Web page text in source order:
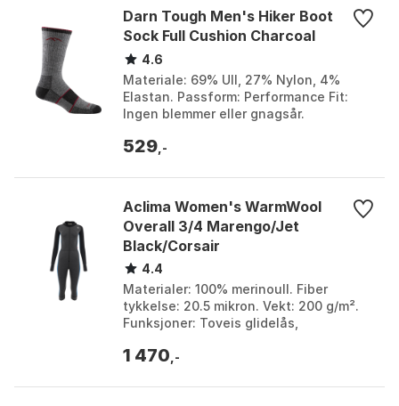
Darn Tough Men's Hiker Boot
Sock Full Cushion Charcoal
4.6
Materiale: 69% Ull, 27% Nylon, 4%
Elastan. Passform: Performance Fit:
Ingen blemmer eller gnagsår.
demping. Høyde: Boot He...
529 ,-
Aclima Women's WarmWool
Overall 3/4 Marengo/Jet
Black/Corsair
4.4
Materialer: 100% merinoull. Fiber
tykkelse: 20.5 mikron. Vekt: 200 g/m².
Funksjoner: Toveis glidelås,
Blue sapphire / navy ...
1 470 ,-